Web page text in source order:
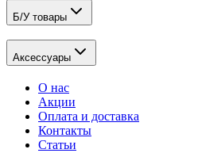
Б/У товары
Аксессуары
О нас
Акции
Оплата и доставка
Контакты
Статьи